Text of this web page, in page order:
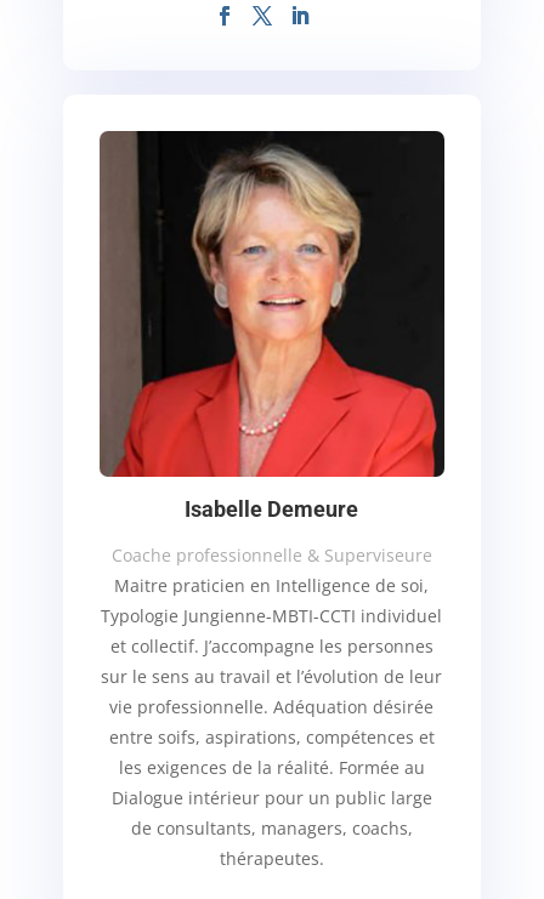
Isabelle Demeure
Coache professionnelle & Superviseure
Maitre praticien en Intelligence de soi,
Typologie Jungienne-MBTI-CCTI individuel
et collectif. J’accompagne les personnes
sur le sens au travail et l’évolution de leur
vie professionnelle. Adéquation désirée
entre soifs, aspirations, compétences et
les exigences de la réalité. Formée au
Dialogue intérieur pour un public large
de consultants, managers, coachs,
thérapeutes.